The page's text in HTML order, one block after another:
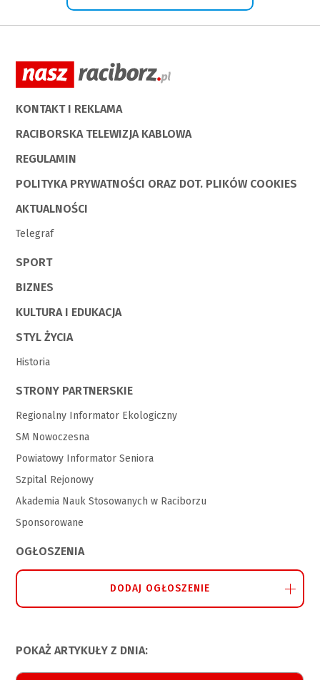
KONTAKT I REKLAMA
RACIBORSKA TELEWIZJA KABLOWA
REGULAMIN
POLITYKA PRYWATNOŚCI ORAZ DOT. PLIKÓW COOKIES
AKTUALNOŚCI
Telegraf
SPORT
BIZNES
KULTURA I EDUKACJA
STYL ŻYCIA
Historia
STRONY PARTNERSKIE
Regionalny Informator Ekologiczny
SM Nowoczesna
Powiatowy Informator Seniora
Szpital Rejonowy
Akademia Nauk Stosowanych w Raciborzu
Sponsorowane
OGŁOSZENIA
DODAJ OGŁOSZENIE
POKAŻ ARTYKUŁY Z DNIA: